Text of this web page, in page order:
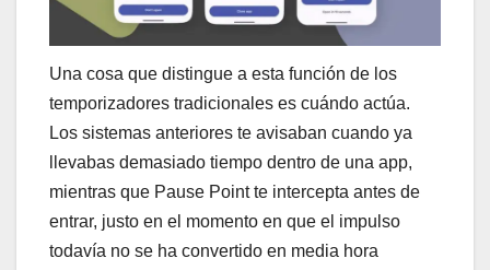
Una cosa que distingue a esta función de los
temporizadores tradicionales es cuándo actúa.
Los sistemas anteriores te avisaban cuando ya
llevabas demasiado tiempo dentro de una app,
mientras que Pause Point te intercepta antes de
entrar, justo en el momento en que el impulso
todavía no se ha convertido en media hora